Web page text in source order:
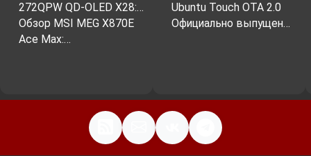
272QPW QD-OLED X28:…
Обзор MSI MEG X870E
Ace Max:…
Ubuntu Touch OTA 2.0
Официально выпущен…